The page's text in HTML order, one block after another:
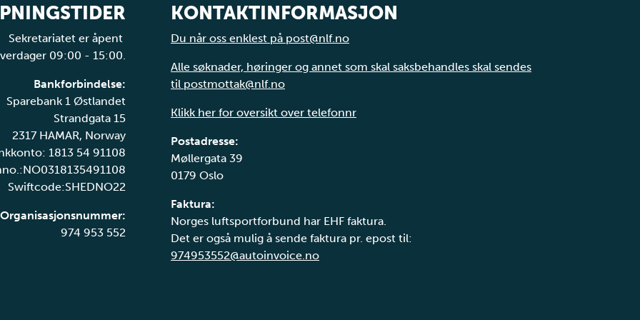
Sekretariatet er åpent
09:00 - 15:00.
Bankforbindelse:
Sparebank 1 Østlandet
Strandgata 15
2317 HAMAR, Norway
1813 54 91108
Swiftcode:SHEDNO22
Organisasjonsnummer:
974 953 552
KONTAKTINFORMASJON
Du når oss enklest på post@nlf.no
Alle søknader, høringer og annet som skal saksbehandles skal sendes
til postmottak@nlf.no
Klikk her for oversikt over telefonnr
Postadresse:
Møllergata 39
0179 Oslo
Faktura:
Norges luftsportforbund har EHF faktura.
Det er også mulig å sende faktura pr. epost til:
974953552@autoinvoice.no